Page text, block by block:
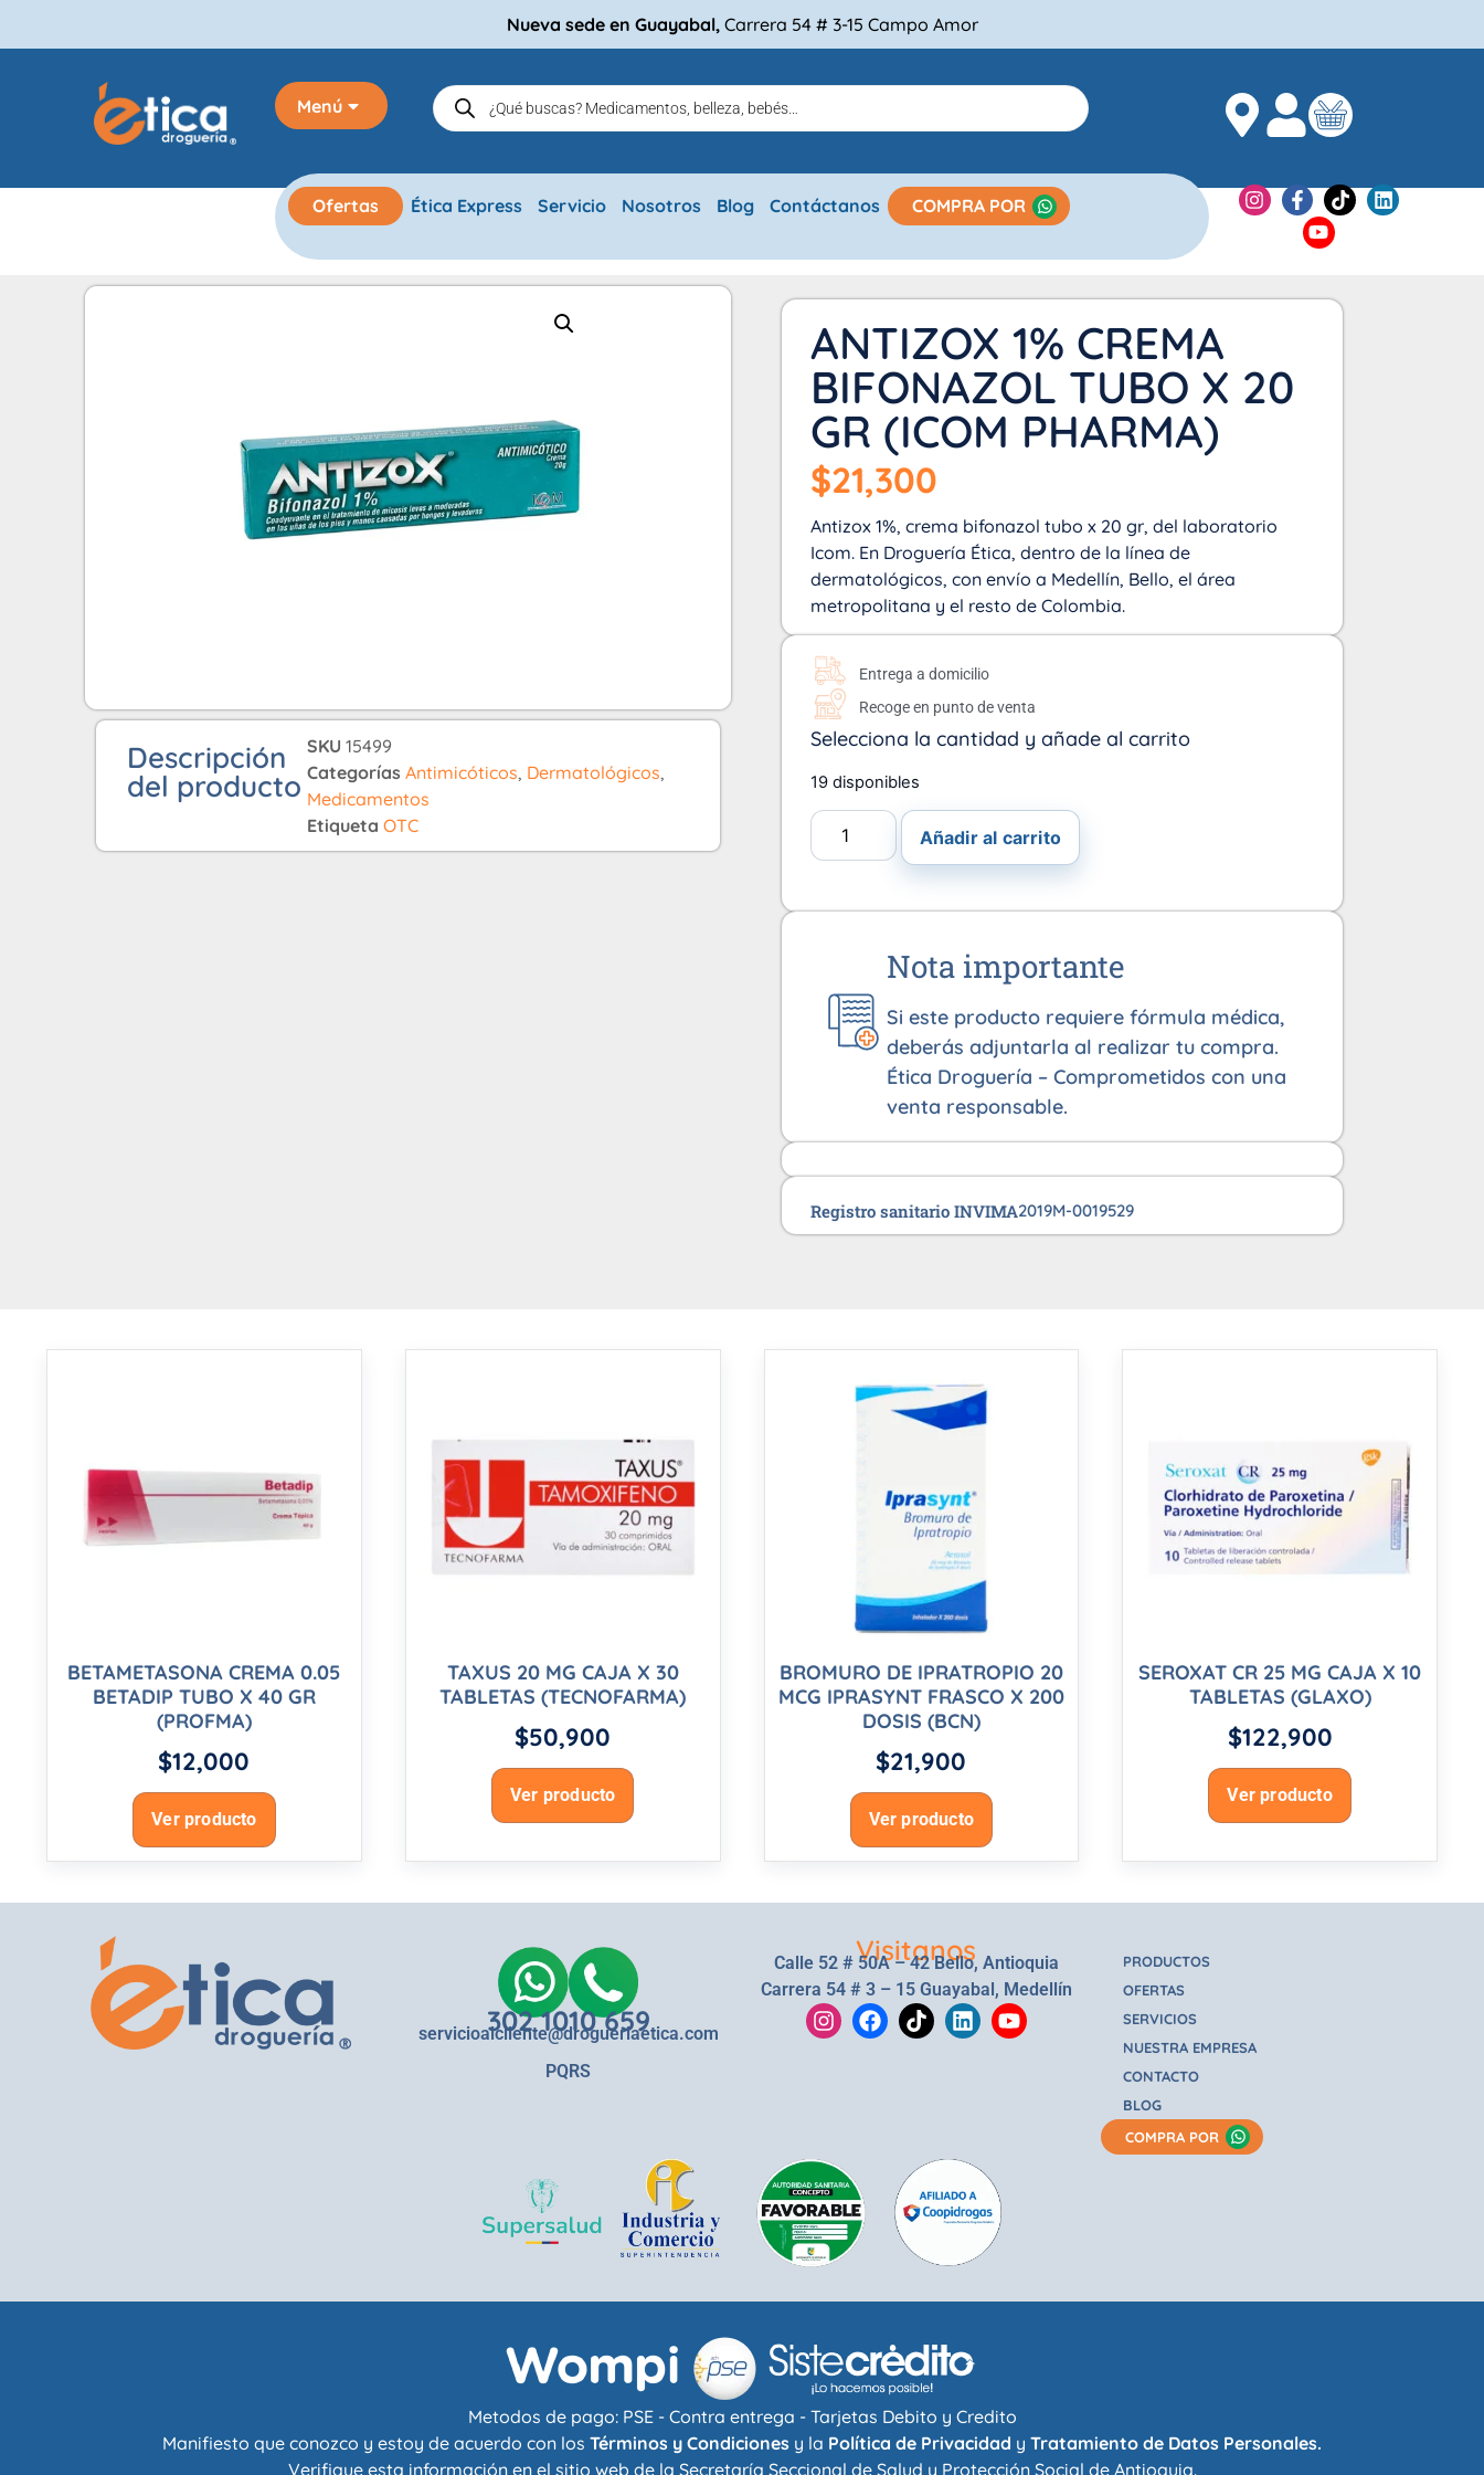
Nueva sede en Guayabal, Carrera 54 # 3-15 Campo Amor
Menú
Ofertas Ética Express Servicio Nosotros Blog Contáctanos COMPRA POR
Descripción
del producto
SKU15499
Categorías Antimicóticos, Dermatológicos,
Medicamentos
Etiqueta OTC
ANTIZOX 1% CREMA
BIFONAZOL TUBO X 20
GR (ICOM PHARMA)
$21,300
Antizox 1%, crema bifonazol tubo x 20 gr, del laboratorio
Icom. En Droguería Ética, dentro de la línea de
dermatológicos, con envío a Medellín, Bello, el área
metropolitana y el resto de Colombia.
Entrega a domicilio
Recoge en punto de venta
Selecciona la cantidad y añade al carrito
19 disponibles
Añadir al carrito
Nota importante
Si este producto requiere fórmula médica,
deberás adjuntarla al realizar tu compra.
Ética Droguería – Comprometidos con una
venta responsable.
Registro sanitario INVIMA2019M-0019529
BETAMETASONA CREMA 0.05
BETADIP TUBO X 40 GR
(PROFMA)
$12,000
Ver producto
TAXUS 20 MG CAJA X 30
TABLETAS (TECNOFARMA)
$50,900
Ver producto
BROMURO DE IPRATROPIO 20
MCG IPRASYNT FRASCO X 200
DOSIS (BCN)
$21,900
Ver producto
SEROXAT CR 25 MG CAJA X 10
TABLETAS (GLAXO)
$122,900
Ver producto
302 1010 659
servicioalcliente@drogueriaetica.com
PQRS
Visitanos
Calle 52 # 50A – 42 Bello, Antioquia
Carrera 54 # 3 – 15 Guayabal, Medellín
PRODUCTOS
OFERTAS
SERVICIOS
NUESTRA EMPRESA
CONTACTO
BLOG
COMPRA POR
Metodos de pago: PSE - Contra entrega - Tarjetas Debito y Credito
Manifiesto que conozco y estoy de acuerdo con los Términos y Condiciones y la Política de Privacidad y Tratamiento de Datos Personales.
Verifique esta información en el sitio web de la Secretaría Seccional de Salud y Protección Social de Antioquia.